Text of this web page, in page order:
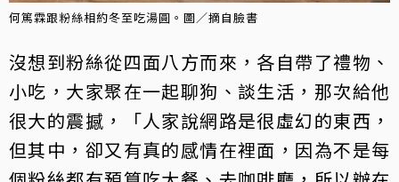
何篤霖跟粉絲相約冬至吃湯圓。圖／摘自臉書
沒想到粉絲從四面八方而來，各自帶了禮物、
小吃，大家聚在一起聊狗、談生活，那次給他
很大的震撼，「人家說網路是很虛幻的東西，
但其中，卻又有真的感情在裡面，因為不是每